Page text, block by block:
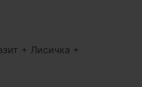
+ Лисичка +